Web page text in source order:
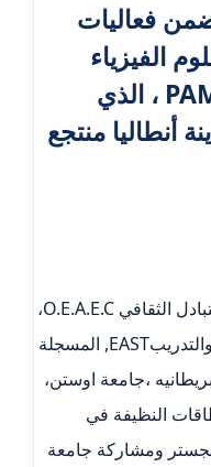
فعاليات
الفيزياء
والمواد المتقدمه PAM 2022 ، الذي
10 في مدينة أنطاليا منتجع
وبحضور المنظمة الأوربية العربية للتبادل الثقافي O.E.A.E.C،
و الأكاديمية العربية الأوربية للتعليم والتدريبEAST, المسجلة
،جامعة اوستن،
النظيفة في
ومشاركة جامعة